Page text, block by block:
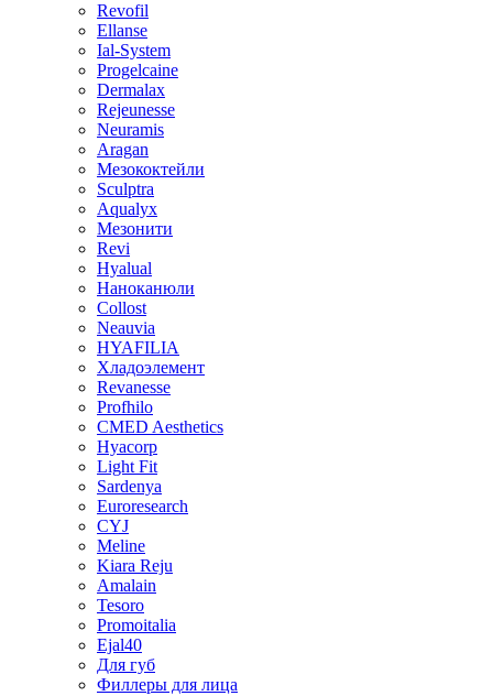
Revofil
Ellanse
Ial-System
Progelcaine
Dermalax
Rejeunesse
Neuramis
Aragan
Мезококтейли
Sculptra
Aqualyx
Мезонити
Revi
Hyalual
Наноканюли
Collost
Neauvia
HYAFILIA
Хладоэлемент
Revanesse
Profhilo
CMED Aesthetics
Hyacorp
Light Fit
Sardenya
Euroresearch
CYJ
Meline
Kiara Reju
Amalain
Tesoro
Promoitalia
Ejal40
Для губ
Филлеры для лица